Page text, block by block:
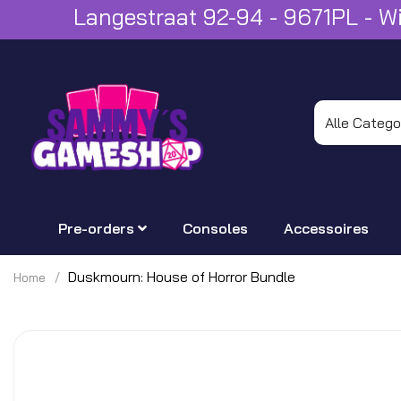
Langestraat 92-94 - 9671PL -
Pre-orders Consoles Accessoires
Home Duskmourn: House of Horror Bundle